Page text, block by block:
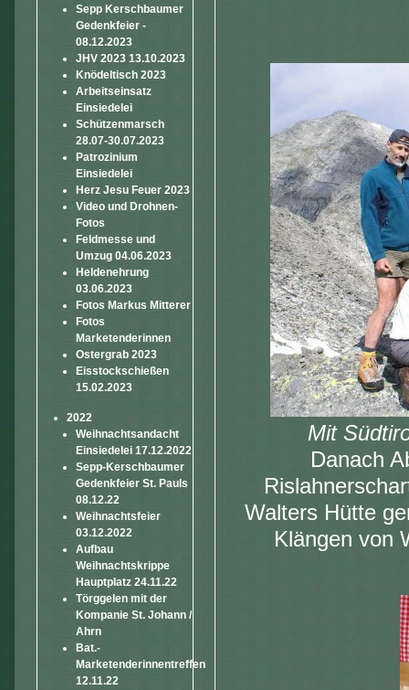
Sepp Kerschbaumer
Gedenkfeier -
08.12.2023
JHV 2023 13.10.2023
Knödeltisch 2023
Arbeitseinsatz
Einsiedelei
Schützenmarsch
28.07-30.07.2023
Patrozinium
Einsiedelei
Herz Jesu Feuer 2023
Video und Drohnen-
Fotos
Feldmesse und
Umzug 04.06.2023
Heldenehrung
03.06.2023
Fotos Markus Mitterer
Fotos
Marketenderinnen
Ostergrab 2023
Eisstockschießen
15.02.2023
2022
Weihnachtsandacht
Einsiedelei 17.12.2022
Sepp-Kerschbaumer
Gedenkfeier St. Pauls
08.12.22
Weihnachtsfeier
03.12.2022
Aufbau
Weihnachtskrippe
Hauptplatz 24.11.22
Törggelen mit der
Kompanie St. Johann /
Ahrn
Bat.-
Marketenderinnentreffen
12.11.22
Mit
Danach
Walters Hütte
Klängen von